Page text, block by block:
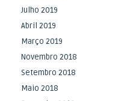
Julho 2019
Abril 2019
Março 2019
Novembro 2018
Setembro 2018
Maio 2018